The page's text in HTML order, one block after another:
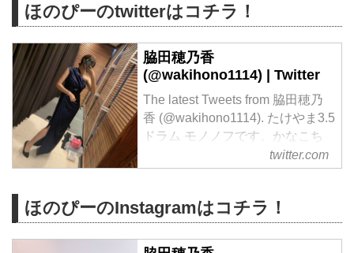
ほのぴーのtwitterはコチラ！
脇田穂乃香
(@wakihono1114) | Twitter
The latest Tweets from 脇田穂乃
香 (@wakihono1114). たけやま3.5
ドラム モノノフです。かなこち
ゃん推しです。. 愛媛県twitter.com
ほのぴーのInstagramはコチラ！